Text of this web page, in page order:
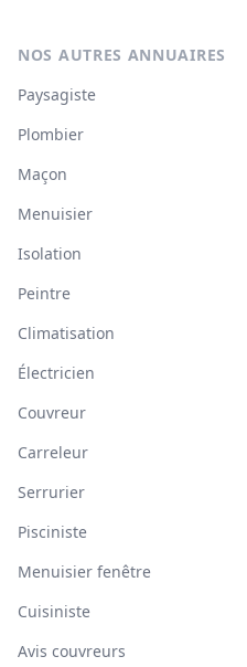
NOS AUTRES ANNUAIRES
Paysagiste
Plombier
Maçon
Menuisier
Isolation
Peintre
Climatisation
Électricien
Couvreur
Carreleur
Serrurier
Pisciniste
Menuisier fenêtre
Cuisiniste
Avis couvreurs